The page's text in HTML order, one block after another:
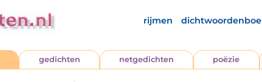
rijmen
gedichten netgedichten poëzie